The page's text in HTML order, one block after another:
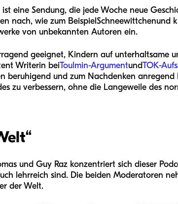
ist eine Sendung, die jede Woche neue
nach, wie zum BeispielSchneewittchenund
von unbekannten Autoren ein.
geeignet, Kindern auf unterhaltsame
Writerin beiToulmin-ArgumentundTOK-
beruhigend und zum Nachdenken
zu verbessern, ohne die Langeweile des
“
und Guy Raz konzentriert sich dieser
lehrreich sind. Die beiden Moderatoren
der Welt.